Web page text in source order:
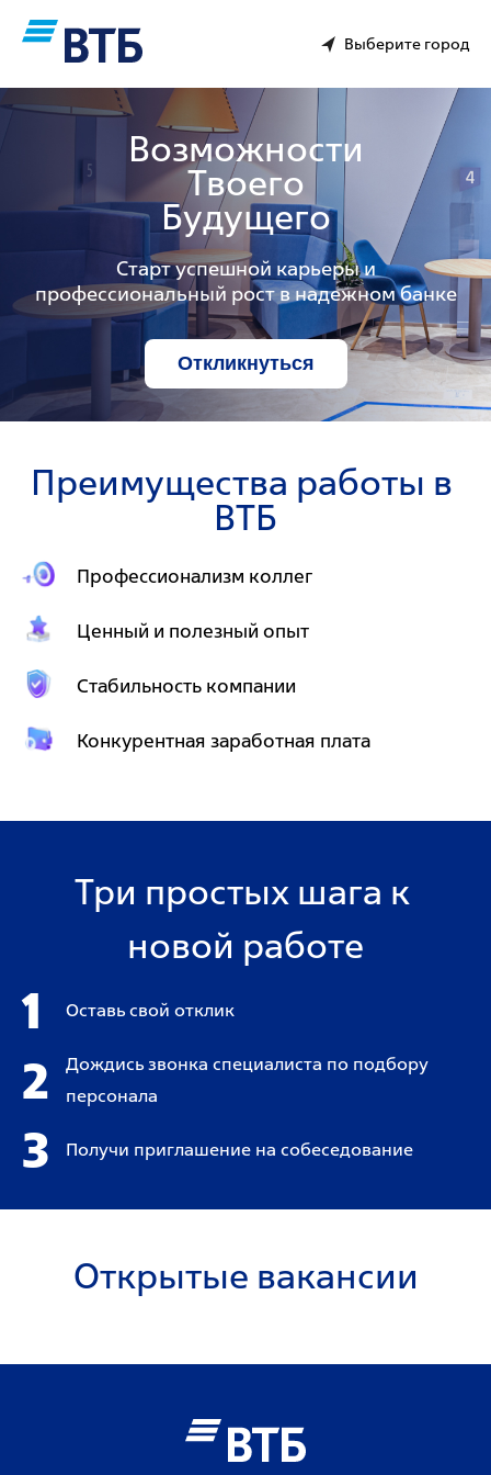
Выберите город
Возможности
Твоего
Будущего
Старт успешной карьеры и
профессиональный рост в надежном банке
Откликнуться
Преимущества работы в
ВТБ
Профессионализм коллег
Ценный и полезный опыт
Стабильность компании
Конкурентная заработная плата
Три простых шага к
новой работе
1 Оставь свой отклик
2
Дождись звонка специалиста по подбору
персонала
3 Получи приглашение на собеседование
Открытые вакансии